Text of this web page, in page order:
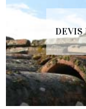
DEVIS